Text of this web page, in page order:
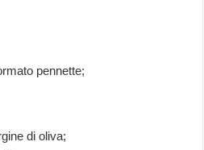
pennette;
di oliva;